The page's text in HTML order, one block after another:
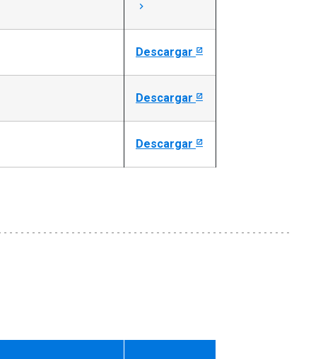
keyboard_arrow_right
Descargar
Descargar
Descargar